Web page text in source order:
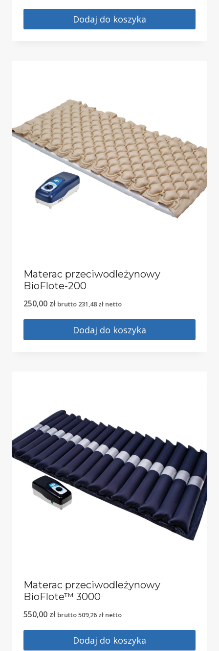
Dodaj do koszyka
Materac przeciwodleżynowy
BioFlote-200
250,00 zł brutto 231,48zł netto
Dodaj do koszyka
Materac przeciwodleżynowy
BioFlote™ 3000
550,00 zł brutto509,26 zł netto
Dodaj do koszyka